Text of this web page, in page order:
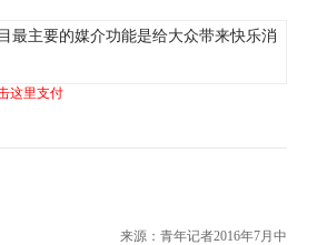
要的媒介功能是给大众带来快乐消
这里支付
来源：青年记者2016年7月中